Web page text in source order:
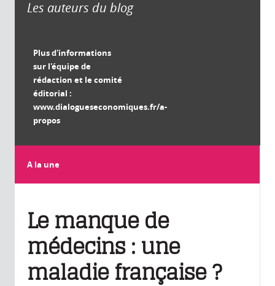
Les auteurs du blog
Plus d'informations
sur l'équipe de
rédaction et le comité
éditorial :
www.dialogueseconomiques.fr/a-
propos
A la une
Le manque de
médecins : une
maladie française ?